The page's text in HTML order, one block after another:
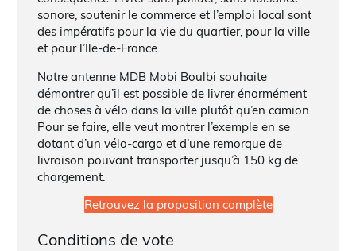
sonore, soutenir le commerce et l’emploi local sont
des impératifs pour la vie du quartier, pour la ville
et pour l’Ile-de-France.
Notre antenne MDB Mobi Boulbi souhaite
démontrer qu’il est possible de livrer énormément
de choses à vélo dans la ville plutôt qu’en camion.
Pour se faire, elle veut montrer l’exemple en se
dotant d’un vélo-cargo et d’une remorque de
livraison pouvant transporter jusqu’à 150 kg de
chargement.
Retrouvez la proposition complète
Conditions de vote